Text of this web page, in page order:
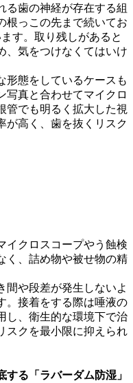
る歯の神経が存在する組
根っこの先まで続いてお
す。取り残しがあると
、気をつけなくてはいけ
形態をしているケースも
写真と合わせてマイクロ
管でも明るく拡大した視
が高く、歯を抜くリスク
イクロスコープやう蝕検
く、詰め物や被せ物の精
間や段差が発生しないよ
。接着をする際は唾液の
し、衛生的な環境下で治
スクを最小限に抑えられ
る「ラバーダム防湿」